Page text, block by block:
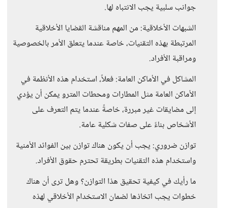
جوانب سلبية يجب الانتباه لها.
الشبهات الأخلاقية: من المهم مناقشة القضايا الأخلاقية
المرتبطة بهذه التقنيات، خاصة عندما يتعلق الأمر بالخصوصية
ومراقبة الأفراد.
المشاكل في الأماكن العامة: فعلاً، استخدام هذه الأنظمة في
الأماكن العامة مثل المطارات ومحطات المترو يمكن أن يؤدي
إلى مضايقات غير مبررة، خاصةً عندما يتم التعرف على
الأشخاص بناءً على صفات شكلية عامة.
توازن ضروري: يجب أن يكون هناك توازن بين الفوائد الأمنية
واستخدام هذه التقنيات بطريقة تحترم حقوق الأفراد.
ما رأيك في كيفية تحقيق هذا التوازن؟ وهل ترى أن هناك
خطوات يجب اتخاذها لضمان الاستخدام الأخلاقي لهذه